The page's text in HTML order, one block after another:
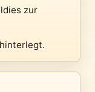
zur